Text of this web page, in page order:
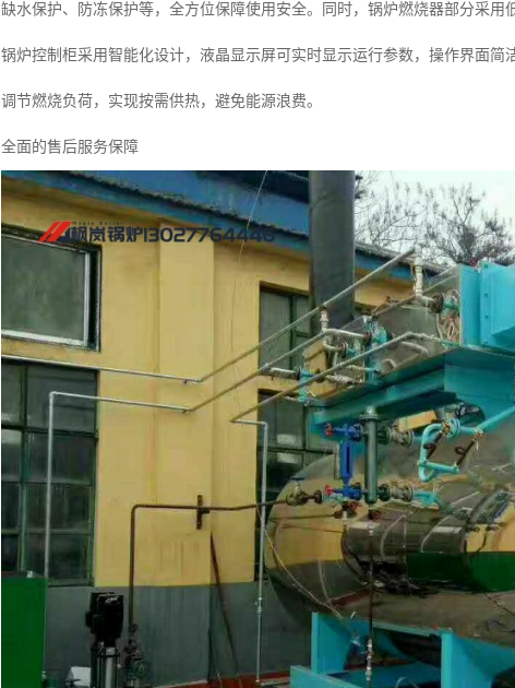
缺水保护、防冻保护等，全方位保障使用安全。同时，锅炉燃烧器部分采用
锅炉控制柜采用智能化设计，液晶显示屏可实时显示运行参数，操作界面
调节燃烧负荷，实现按需供热，避免能源浪费。
全面的售后服务保障